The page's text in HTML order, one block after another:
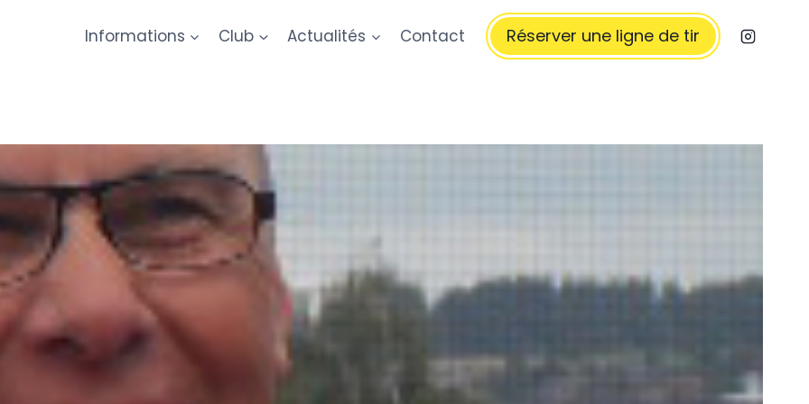
Informations Club Actualités Contact Réserver une ligne de tir